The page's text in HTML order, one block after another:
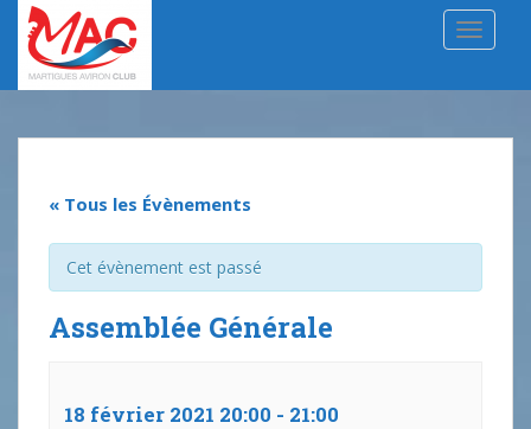
p
« Tous les Évènements
Cet évènement est passé
Assemblée Générale
18 février 2021 20:00 - 21:00